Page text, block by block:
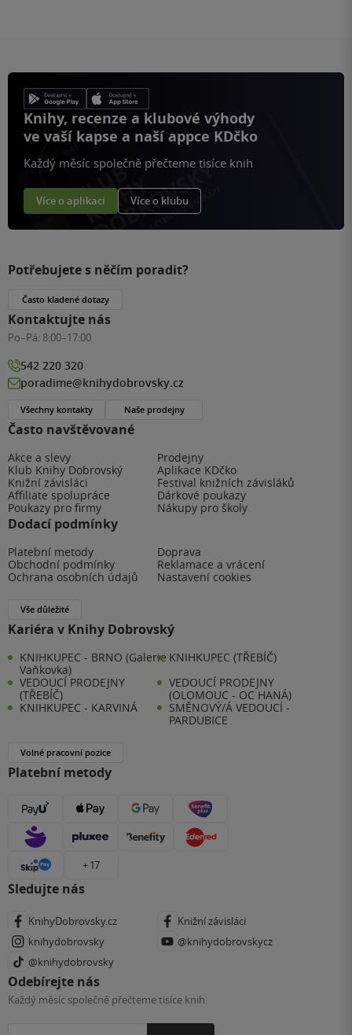
Knihy, recenze a klubové výhody
ve vaší kapse a naší appce KDčko
Každý měsíc společně přečteme tisíce knih
Více o aplikaci Více o klubu
Často navštěvované
Akce a slevy
Prodejny
Klub Knihy Dobrovský
Aplikace KDčko
Knižní závisláci
Festival knižních závisláků
Affiliate spolupráce
Dárkové poukazy
Poukazy pro firmy
Nákupy pro školy
Dodací podmínky
Platební metody
Doprava
Obchodní podmínky
Reklamace a vrácení
Ochrana osobních údajů
Nastavení cookies
Vše důležité
Kariéra v Knihy Dobrovský
KNIHKUPEC - BRNO (Galerie
Vaňkovka)
KNIHKUPEC (TŘEBÍČ)
VEDOUCÍ PRODEJNY
(TŘEBÍČ)
VEDOUCÍ PRODEJNY
(OLOMOUC - OC HANÁ)
KNIHKUPEC - KARVINÁ
SMĚNOVÝ/Á VEDOUCÍ -
PARDUBICE
Volné pracovní pozice
Platební metody
+ 17
Sledujte nás
KnihyDobrovsky.cz
Knižní závisláci
knihydobrovsky
@knihydobrovskycz
@knihydobrovsky
Odebírejte nás
Každý měsíc společně přečteme tisíce knih
Potřebujete s něčím poradit?
Často kladené dotazy
Kontaktujte nás
Po–Pá: 8:00–17:00
542 220 320
poradime@knihydobrovsky.cz
Všechny kontakty Naše prodejny